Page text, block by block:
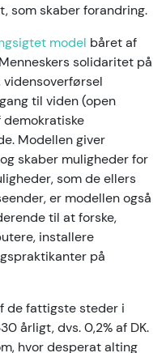
som skaber forandring.
model båret af
solidaritet på
til viden (open
demokratiske
Modellen giver
skaber muligheder for
som de ellers
er modellen også
til at forske,
installere
på
de fattigste steder i
årligt, dvs. 0,2% af DK.
hvor desperat alting